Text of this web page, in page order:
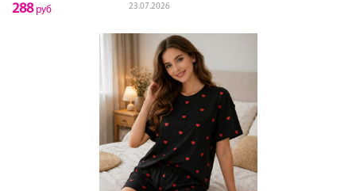
23.07.2026
288руб